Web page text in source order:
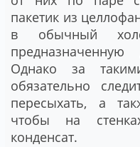
пакетик из
в обычный
Однако за
обязательно
пересыхать, а
чтобы на
конденсат.